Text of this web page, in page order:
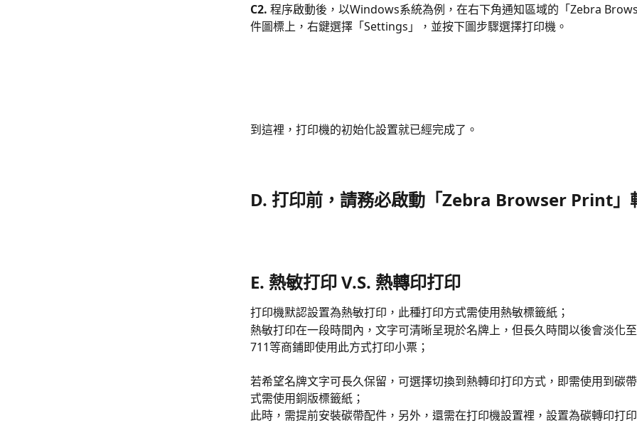
C2. 程序啟動後，以Windows系統為例，在右下角通知區域的「Zebra
件圖標上，右鍵選擇「Settings」，並按下圖步驟選擇打印機。
到這裡，打印機的初始化設置就已經完成了。
D. 打印前，請務必啟動 「Zebra Browser Print」
E. 熱敏打印 V.S. 熱轉印打印
打印機默認設置為熱敏打印，此種打印方式需使用熱敏標籤紙；
熱敏打印在一段時間內，文字可清晰呈現於名牌上，但長久時間以後會淡化
711等商鋪即使用此方式打印小票；
若希望名牌文字可長久保留，可選擇切換到熱轉印打印方式，即需使用到碳
式需使用銅版標籤紙；
此時，需提前安裝碳帶配件，另外，還需在打印機設置裡，設置為碳轉印打